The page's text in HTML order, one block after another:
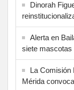
Dinorah
Alerta en
siete mascotas
La Comisión
Mérida